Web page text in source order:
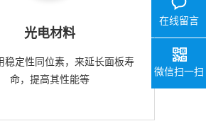
光电材料
稳定性同位素，来延长面板寿
命，提高其性能等
在线留言
微信扫一扫